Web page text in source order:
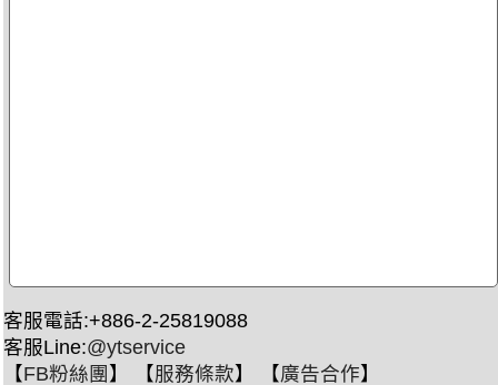
客服電話:+886-2-25819088
客服Line:@ytservice
【FB粉絲團 】 【服務條款】 【廣告合作】